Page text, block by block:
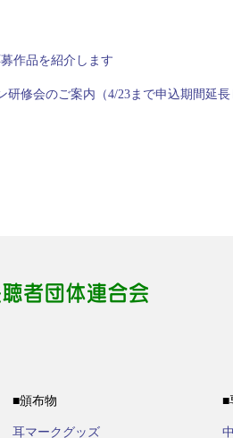
作品を紹介します
修会のご案内（4/23まで申込期間延長
■頒布物
耳マークグッズ
■